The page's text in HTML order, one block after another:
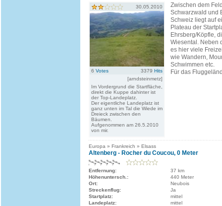
30.05.2010
6 Votes 3379 Hits
[arndsteinmetz]
Im Vordergrund die Startfläche,
direkt die Kuppe dahinter ist
der Top-Landeplatz.
Der eigentliche Landeplatz ist
ganz unten im Tal die Wiede im
Dreieck zwischen den
Bäumen.
Aufgenommen am 26.5.2010
von mir.
Zwischen dem
Schwarzwald und
Schweiz liegt auf
Plateau der
Ehrsberg/Köpfle,
Wiesental. Neben
es hier viele
wie Wandern,
Schwimmen etc.
Für das
Europa » Frankreich » Elsass
Altenberg - Rocher du Coucou, 0 Meter
Entfernung:
37 km
Höhenuntersch.:
440 Meter
Ort:
Neubois
Streckenflug:
Ja
Startplatz:
mittel
Landeplatz:
mittel